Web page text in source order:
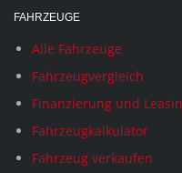
FAHRZEUGE
Alle Fahrzeuge
Fahrzeugvergleich
Finanzierung und
Fahrzeugkalkulator
Fahrzeug verkaufen